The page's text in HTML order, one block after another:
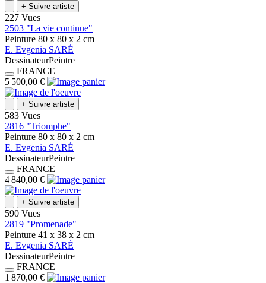
+ Suivre artiste
227 Vues
2503 "La vie continue"
Peinture 80 x 80 x 2 cm
E. Evgenia SARÉ
DessinateurPeintre
FRANCE
5 500,00 €
+ Suivre artiste
583 Vues
2816 "Triomphe"
Peinture 80 x 80 x 2 cm
E. Evgenia SARÉ
DessinateurPeintre
FRANCE
4 840,00 €
+ Suivre artiste
590 Vues
2819 "Promenade"
Peinture 41 x 38 x 2 cm
E. Evgenia SARÉ
DessinateurPeintre
FRANCE
1 870,00 €